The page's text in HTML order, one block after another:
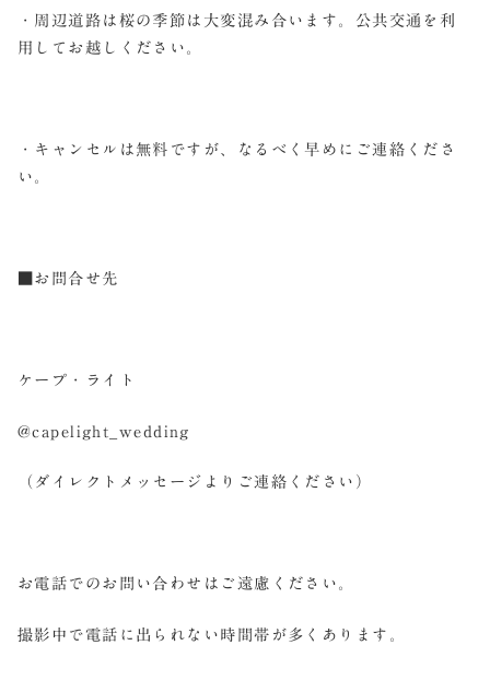
・周辺道路は桜の季節は大変混み合います。公共交通を利
用してお越しください。
・キャンセルは無料ですが、なるべく早めにご連絡くださ
い。
■お問合せ先
ケープ・ライト
@capelight_wedding
（ダイレクトメッセージよりご連絡ください）
お電話でのお問い合わせはご遠慮ください。
撮影中で電話に出られない時間帯が多くあります。